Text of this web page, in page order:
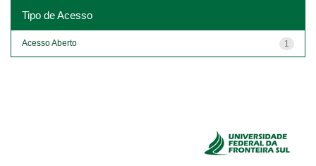
Tipo de Acesso
1
Acesso Aberto